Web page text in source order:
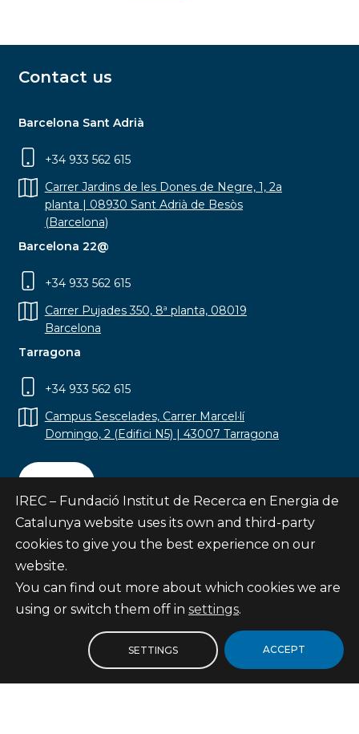
Contact us
Barcelona Sant Adrià
+34 933 562 615
Carrer Jardins de les Dones de Negre, 1, 2a
planta | 08930 Sant Adrià de Besòs
(Barcelona)
Barcelona 22@
+34 933 562 615
Carrer Pujades 350, 8ª planta, 08019
Barcelona
Tarragona
+34 933 562 615
Campus Sescelades, Carrer Marcel·lí
Domingo, 2 (Edifici N5) | 43007 Tarragona
Contact
Subscribe
© Fundació Institut de Recerca en Energia de
IREC – Fundació Institut de Recerca en Energia de
Catalunya website uses its own and third-party
cookies to give you the best experience on our
website.
You can find out more about which cookies we are
using or switch them off in settings.
ACCEPT
SETTINGS